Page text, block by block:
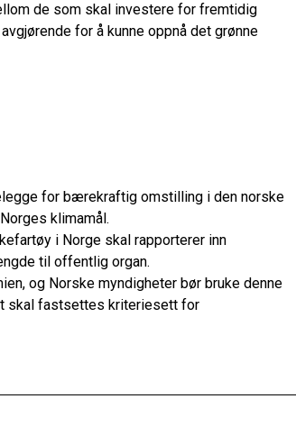
de som skal investere for fremtidig
for å kunne oppnå det grønne
for bærekraftig omstilling i den norske
klimamål.
i Norge skal rapporterer inn
til offentlig organ.
og Norske myndigheter bør bruke denne
skal fastsettes kriteriesett for